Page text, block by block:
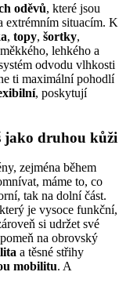
oděvů, které jsou
extrémním situacím. K
, topy, šortky,
lehkého a
odvodu vlhkosti
ti maximální pohodlí
, poskytují
jako druhou kůži
zejména během
máme to, co
tak na dolní část.
je vysoce funkční,
si udržet své
na obrovský
a těsné střihy
mobilitu. A